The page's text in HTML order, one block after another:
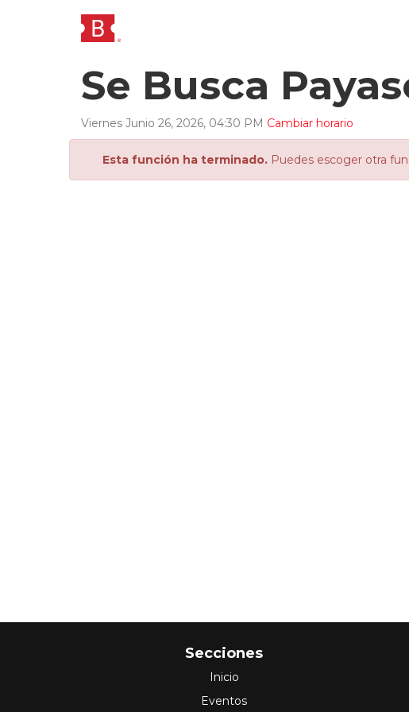
Se Busca
Viernes Junio 26, 2026, 04:30 PM Cambiar horario
Esta función ha terminado. Puedes escoger otra
Secciones
Inicio
Eventos